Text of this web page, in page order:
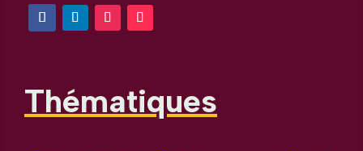
Thématiques